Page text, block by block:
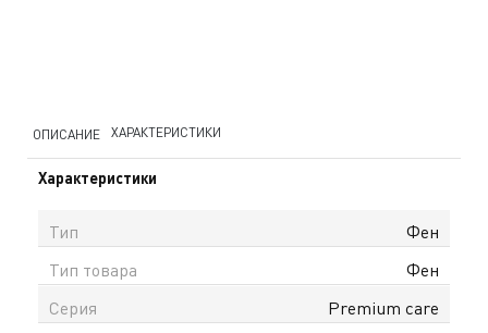
ОПИСАНИЕ ХАРАКТЕРИСТИКИ
Характеристики
Тип
Фен
Тип товара
Фен
Серия
Premium care